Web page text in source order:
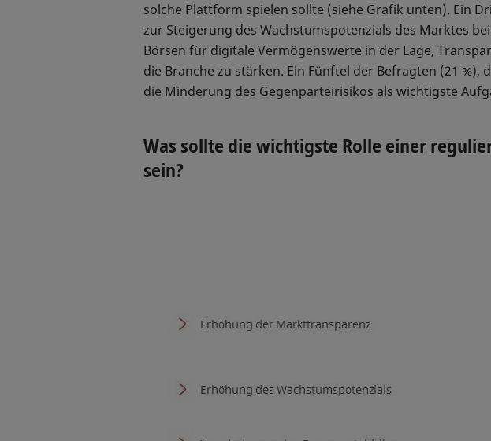
solche Plattform spielen sollte (siehe Grafik unten). Ein
zur Steigerung des Wachstumspotenzials des Marktes
Börsen für digitale Vermögenswerte in der Lage,
die Branche zu stärken. Ein Fünftel der Befragten (21
die Minderung des Gegenparteirisikos als wichtigste
Was sollte die wichtigste Rolle einer
sein?